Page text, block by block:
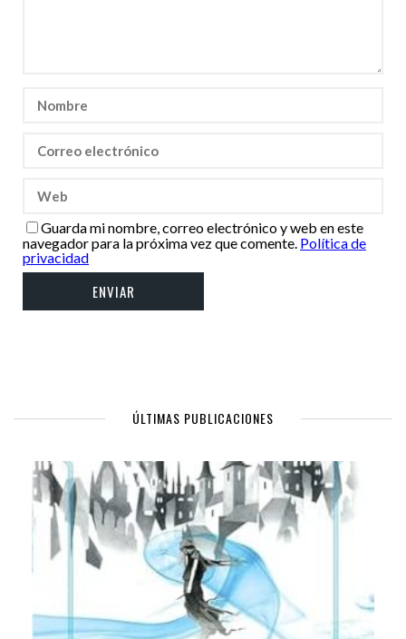
Guarda mi nombre, correo electrónico y web en este
navegador para la próxima vez que comente. Política de
privacidad
ÚLTIMAS PUBLICACIONES